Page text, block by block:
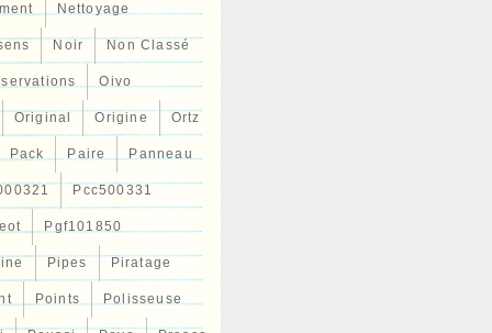
Nettoyage
Noir Non Classé
Oivo
Original Origine Ortz
Pack Paire Panneau
Pcc500331
Pgf101850
Pipes Piratage
Points Polisseuse